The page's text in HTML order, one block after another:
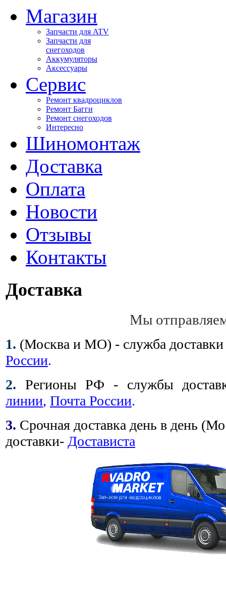
Магазин
Запчасти для ATV
Запчасти для
снегоходов
Аккумуляторы
Аксессуары
Сервис
Ремонт квадроциклов
Ремонт Багги
Ремонт снегоходов
Интересно
Шиномонтаж
Доставка
Оплата
Новости
Отзывы
Контакты
Доставка
Мы
1. (Москва и МО) - служба
России.
2.
Регионы РФ - службы
линии, Почта России.
3. Срочная доставка день в день
доставки- Достависта